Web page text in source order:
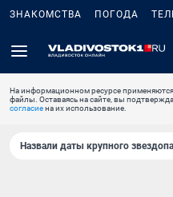
ЗНАКОМСТВА ПОГОДА
На информационном ресурсе
файлы. Оставаясь на сайте, вы
согласиена их использование.
Назвали даты крупного